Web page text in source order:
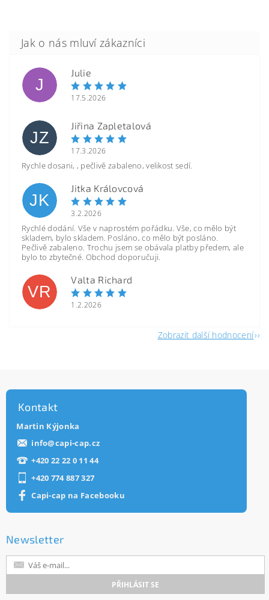
J
Julie
17.5.2026
JZ
Jiřina Zapletalová
17.3.2026
Rychle dosani, , pečlivě zabaleno, velikost sedí.
JK
Jitka Královcová
3.2.2026
Rychlé dodání. Vše v naprostém pořádku. Vše, co mělo být
skladem, bylo skladem. Posláno, co mělo být posláno.
Pečlivě zabaleno. Trochu jsem se obávala platby předem, ale
bylo to zbytečné. Obchod doporučuji.
VR
Valta Richard
1.2.2026
Zobrazit další hodnocení
Kontakt
Martin Kýjonka
info@capi-cap.cz
+420 22 22 0 11 44
+420 774 887 327
Capi-cap na Facebooku
Newsletter